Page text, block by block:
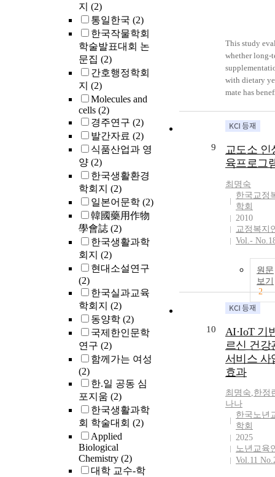
지 (2)
통일한국 (2)
한국작물학회
학술발표대회 논
문집 (2)
간호행정학회
지 (2)
Molecules and
cells (2)
경주연구 (2)
발간자료 (2)
식품산업과 영
양 (2)
한국생활환경
학회지 (2)
일본어문학 (2)
韓國藥用作物
學會誌 (2)
한국생활과학
회지 (2)
현대소설연구
(2)
한국실과교육
학회지 (2)
동양학 (2)
국제한인문학
연구 (2)
함께가는 여성
(2)
한.일 공동 심
포지움 (2)
한국생활과학
회 학술대회 (2)
Applied
Biological
Chemistry (2)
대학 교수-학
This study
whether long-
with dietary
mate has
metabolic
induced obese
C57BL/6J
randomly
into two
fed their
experimental
for 16 weeks as
follows: (1)
fat diet (HFD)
(2) mate
with HFD
mate. Dietary
mate increased
energy
and
gene mRNA
expression in
adipose tissue
and
acid synthase
mRNA
WAT, which
linked to
decreases in
weight, WAT
9
교도소 인
육프로그
최명숙
한국교정
학회
2010
교정복지
Vol.-
원문
보기
2
10
AI·IoT 기
르신 건강
서비스 사
효과
최명숙,한정
나나
한국노년
학회
2025
노년교육
Vol.11